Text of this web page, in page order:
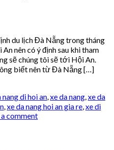
du lịch Đà Nẵng trong tháng
nên có ý định sau khi tham
sẽ chúng tôi sẽ tới Hội An.
biết nên từ Đà Nẵng […]
nang di hoi an,xe da nang,xe da
,xe da nang hoi an gia re,xe di
a comment